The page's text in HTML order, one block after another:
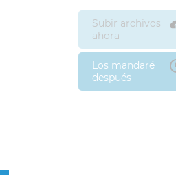
Subir archivos
ahora
Los mandaré
después